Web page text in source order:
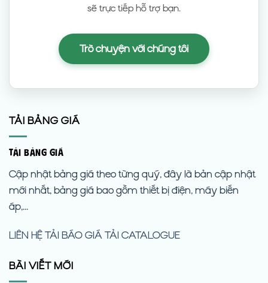
sẽ trực tiếp hỗ trợ bạn.
Trò chuyện với chúng tôi
TẢI BẢNG GIÁ
TẢI BẢNG GIÁ
Cập nhật bảng giá theo từng quý, đây là bản cập nhật
mới nhất, bảng giá bao gồm thiết bị điện, máy biến
áp,...
LIÊN HỆ TẢI BÁO GIÁ TẢI CATALOGUE
BÀI VIẾT MỚI